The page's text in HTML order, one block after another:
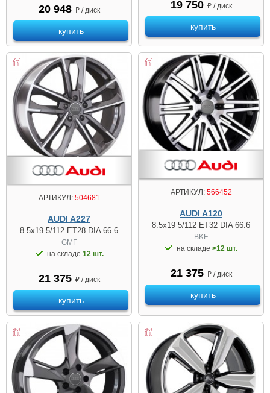
20 948 ₽ / диск
купить
19 750 ₽ / диск
купить
АРТИКУЛ:504681
AUDI A227
8.5x19 5/112 ET28 DIA 66.6
GMF
на складе 12 шт.
21 375 ₽ / диск
купить
АРТИКУЛ:566452
AUDI A120
8.5x19 5/112 ET32 DIA 66.6
BKF
на складе >12 шт.
21 375 ₽ / диск
купить